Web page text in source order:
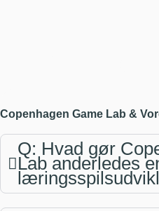
Copenhagen Game Lab &
Q: Hvad gør
Lab anderledes